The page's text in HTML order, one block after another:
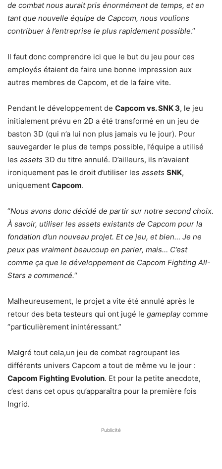
de combat nous aurait pris énormément de temps, et en
tant que nouvelle équipe de Capcom, nous voulions
contribuer à l’entreprise le plus rapidement possible.”
Il faut donc comprendre ici que le but du jeu pour ces
employés étaient de faire une bonne impression aux
autres membres de Capcom, et de la faire vite.
Pendant le développement de Capcom vs. SNK 3, le jeu
initialement prévu en 2D a été transformé en un jeu de
baston 3D (qui n’a lui non plus jamais vu le jour). Pour
sauvegarder le plus de temps possible, l’équipe a utilisé
les assets 3D du titre annulé. D’ailleurs, ils n’avaient
ironiquement pas le droit d’utiliser les assets SNK,
uniquement Capcom.
“Nous avons donc décidé de partir sur notre second choix.
À savoir, utiliser les assets existants de Capcom pour la
fondation d’un nouveau projet. Et ce jeu, et bien… Je ne
peux pas vraiment beaucoup en parler, mais… C’est
comme ça que le développement de Capcom Fighting All-
Stars a commencé.“
Malheureusement, le projet a vite été annulé après le
retour des beta testeurs qui ont jugé le gameplaycomme
“particulièrement inintéressant.”
Malgré tout cela,un jeu de combat regroupant les
différents univers Capcom a tout de même vu le jour :
Capcom Fighting Evolution. Et pour la petite anecdote,
c’est dans cet opus qu’apparaîtra pour la première fois
Ingrid.
Publicité